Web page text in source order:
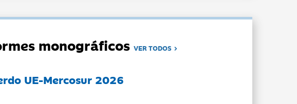
monográficosVER TODOS
UE-Mercosur 2026